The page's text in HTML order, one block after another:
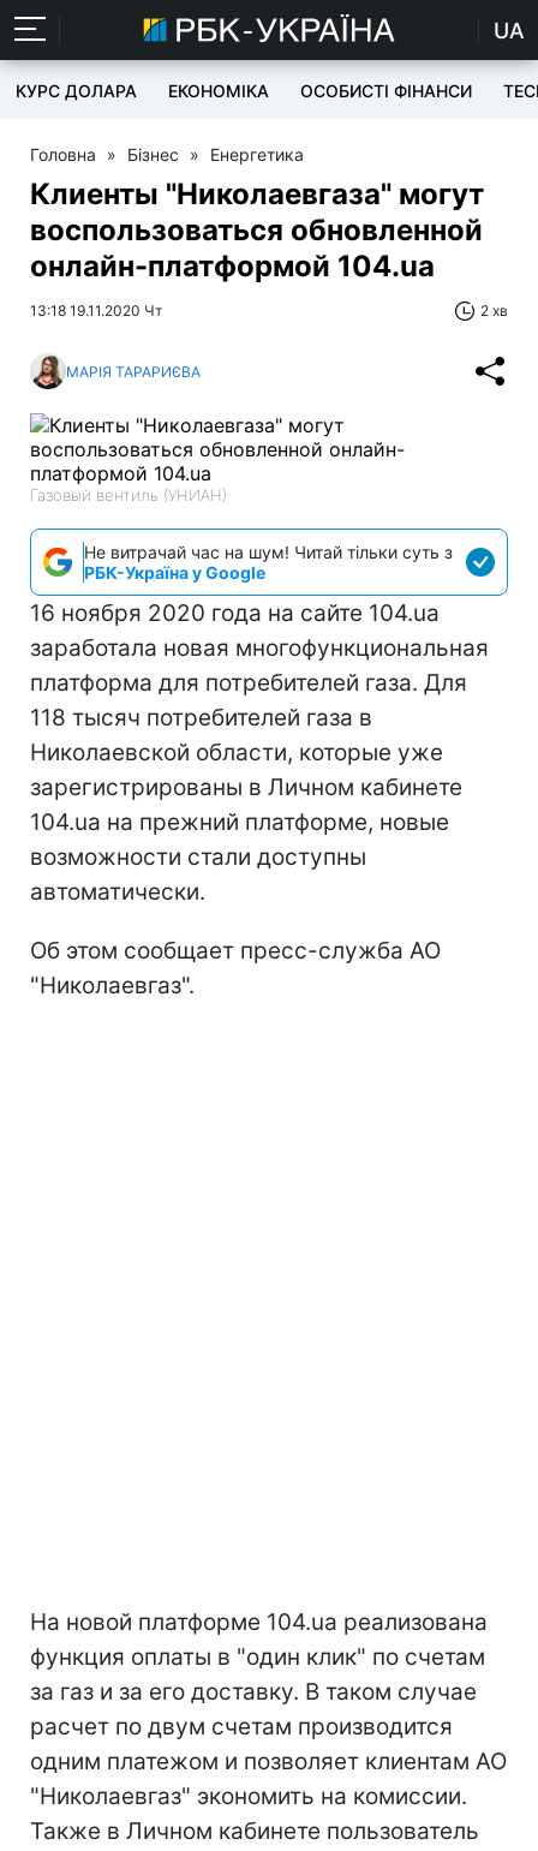
UA
КУРС ДОЛАРА ЕКОНОМІКА ОСОБИСТІ ФІНАНСИ
Головна » Бізнес » Енергетика
Клиенты "Николаевгаза" могут
воспользоваться обновленной
онлайн-платформой 104.ua
13:18 19.11.2020 Чт 2 хв
МАРІЯ ТАРАРИЄВА
Газовый вентиль (УНИАН)
Не витрачай час на шум! Читай тільки суть з
РБК-Україна у Google
16 ноября 2020 года на сайте 104.ua
заработала новая многофункциональная
платформа для потребителей газа. Для
118 тысяч потребителей газа в
Николаевской области, которые уже
зарегистрированы в Личном кабинете
104.ua на прежний платформе, новые
возможности стали доступны
автоматически.
Об этом сообщает пресс-служба АО
"Николаевгаз".
На новой платформе 104.ua реализована
функция оплаты в "один клик" по счетам
за газ и за его доставку. В таком случае
расчет по двум счетам производится
одним платежом и позволяет клиентам АО
"Николаевгаз" экономить на комиссии.
Также в Личном кабинете пользователь